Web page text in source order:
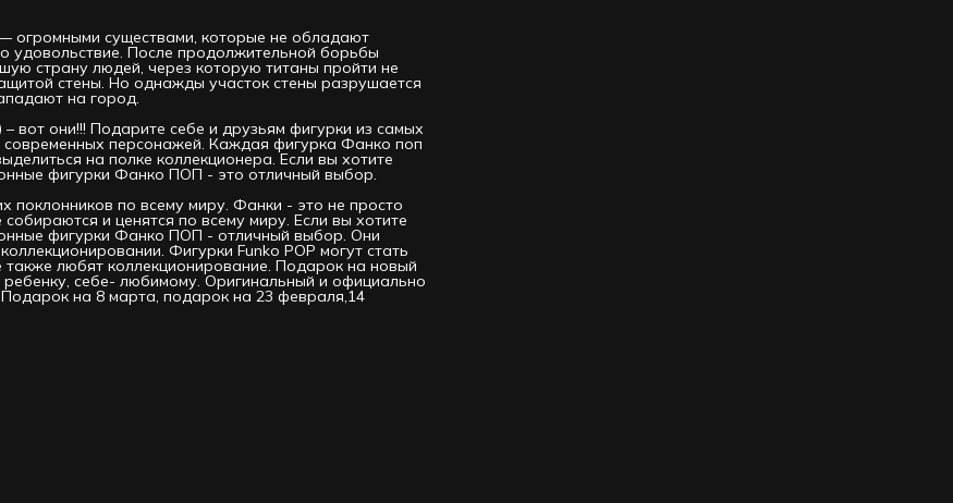
огромными существами, которые не обладают
удовольствие. После продолжительной борьбы
страну людей, через которую титаны пройти не
стены. Но однажды участок стены разрушается
на город.
вот они!!! Подарите себе и друзьям фигурки из самых
современных персонажей. Каждая фигурка Фанко поп
на полке коллекционера. Если вы хотите
фигурки Фанко ПОП - это отличный выбор.
по всему миру. Фанки - это не просто
и ценятся по всему миру. Если вы хотите
фигурки Фанко ПОП - отличный выбор. Они
Фигурки Funko РОР могут стать
любят коллекционирование. Подарок на новый
себе- любимому. Оригинальный и официально
на 8 марта, подарок на 23 февраля,14